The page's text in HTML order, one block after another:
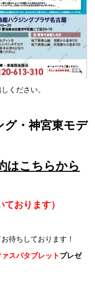
ください。
グ・神宮東モデ
はこちらから
ております）
待ちしております！
ァスパタブレット プレゼ